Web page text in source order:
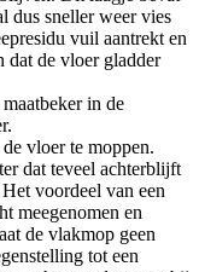
dus sneller weer vies
vuil aantrekt en
dat de vloer gladder
in de
vloer te moppen.
dat teveel achterblijft
voordeel van een
meegenomen en
de vlakmop geen
tot een